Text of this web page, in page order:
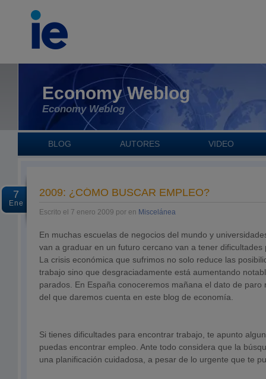
Economy Weblog
Economy Weblog
BLOG AUTORES VIDEO
7
Ene
2009: ¿CÓMO BUSCAR EMPLEO?
Escrito el 7 enero 2009 por en Miscelánea
En muchas escuelas de negocios del mundo y
van a graduar en un futuro cercano van a tener
La crisis económica que sufrimos no solo reduce las
trabajo sino que desgraciadamente está aumentando
parados. En España conoceremos mañana el dato de paro
del que daremos cuenta en este blog de economía.
Si tienes dificultades para encontrar trabajo, te apunto
puedas encontrar empleo. Ante todo considera que la
una planificación cuidadosa, a pesar de lo urgente que te